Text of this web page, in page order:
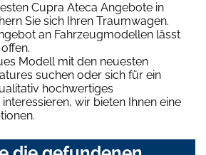
Cupra Ateca Angebote in
Sie sich Ihren Traumwagen.
an Fahrzeugmodellen lässt
Modell mit den neuesten
suchen oder sich für ein
hochwertiges
wir bieten Ihnen eine